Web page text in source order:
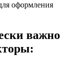
оформления
важно